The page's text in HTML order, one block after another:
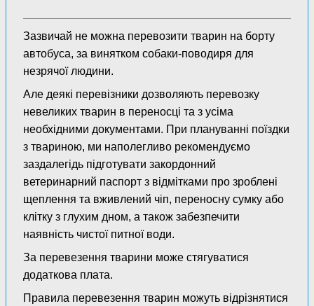
Зазвичай не можна перевозити тварин на борту
автобуса, за винятком собаки-поводиря для
незрячої людини.
Але деякі перевізники дозволяють перевозку
невеликих тварин в переносці та з усіма
необхідними документами. При плануванні поїздки
з твариною, ми наполегливо рекомендуємо
заздалегідь підготувати закордонний
ветеринарний паспорт з відмітками про зроблені
щеплення та вживлений чіп, переносну сумку або
клітку з глухим дном, а також забезпечити
наявність чистої питної води.
За перевезення тварини може стягуватися
додаткова плата.
Правила перевезення тварин можуть відрізнятися